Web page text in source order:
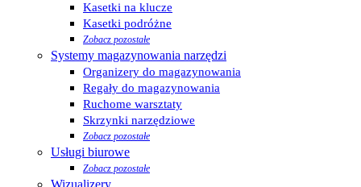
Kasetki na klucze
Kasetki podróżne
Zobacz pozostałe
Systemy magazynowania narzędzi
Organizery do magazynowania
Regały do magazynowania
Ruchome warsztaty
Skrzynki narzędziowe
Zobacz pozostałe
Usługi biurowe
Zobacz pozostałe